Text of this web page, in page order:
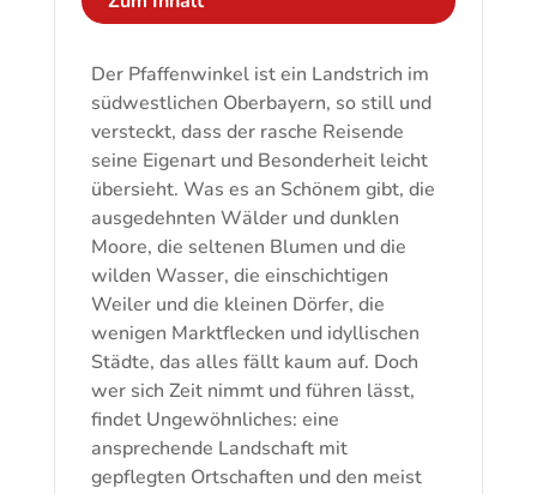
Der Pfaffenwinkel ist ein Landstrich im
südwestlichen Oberbayern, so still und
versteckt, dass der rasche Reisende
seine Eigenart und Besonderheit leicht
übersieht. Was es an Schönem gibt, die
ausgedehnten Wälder und dunklen
Moore, die seltenen Blumen und die
wilden Wasser, die einschichtigen
Weiler und die kleinen Dörfer, die
wenigen Marktflecken und idyllischen
Städte, das alles fällt kaum auf. Doch
wer sich Zeit nimmt und führen lässt,
findet Ungewöhnliches: eine
ansprechende Landschaft mit
gepflegten Ortschaften und den meist